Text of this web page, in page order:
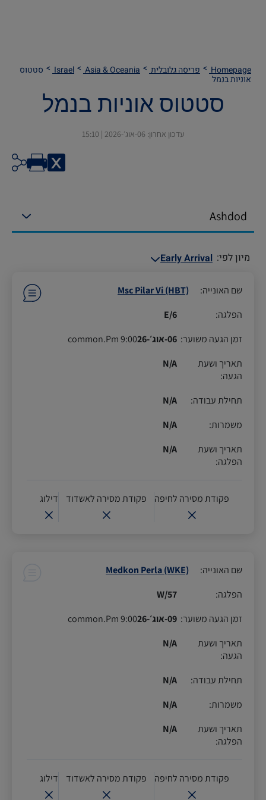
Homepage פריסה גלובלית Asia & Oceania
Israel סטטוס
אוניות בנמל
סטטוס אוניות בנמל
עדכון אחרון: 06-אוג׳-2026 | 15:10
Ashdod
מיון לפי:
Early Arrival
שם האונייה:
Msc Pilar Vi (HBT)
הפלגה:
6/E
זמן הגעה משוער: 06-אוג׳-26
9:00 common.Pm
תאריך ושעת
הגעה:
N/A
תחילת עבודה:
N/A
משמרות:
N/A
תאריך ושעת
הפלגה:
N/A
פקודת מסירה לחיפה פקודת מסירה לאשדוד דילוג
שם האונייה:
Medkon Perla (WKE)
הפלגה:
57/W
זמן הגעה משוער: 09-אוג׳-26
9:00 common.Pm
תאריך ושעת
הגעה:
N/A
תחילת עבודה:
N/A
משמרות:
N/A
תאריך ושעת
הפלגה:
N/A
פקודת מסירה לחיפה פקודת מסירה לאשדוד דילוג